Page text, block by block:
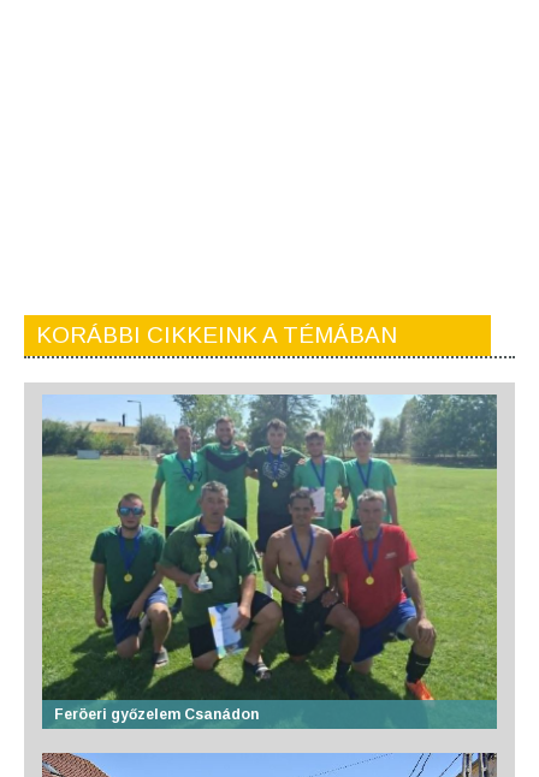
KORÁBBI CIKKEINK A TÉMÁBAN
Feröeri győzelem Csanádon